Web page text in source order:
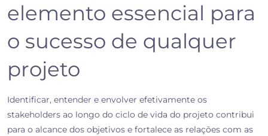
elemento essencial para
o sucesso de qualquer
projeto
Identificar, entender e envolver efetivamente os
stakeholders ao longo do ciclo de vida do projeto contribui
para o alcance dos objetivos e fortalece as relações com as